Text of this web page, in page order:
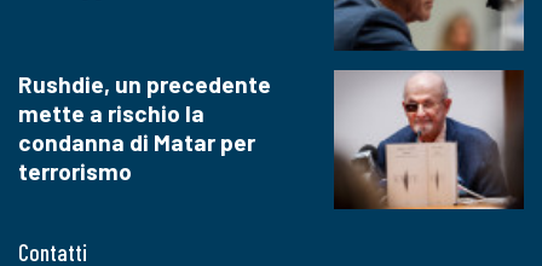
Contatti
Rushdie, un precedente
mette a rischio la
condanna di Matar per
terrorismo